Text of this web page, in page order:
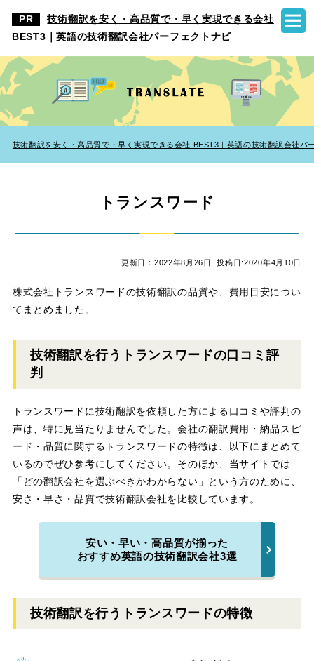
技術翻訳を安く・高品質で・早く実現できる会社
BEST3｜英語の技術翻訳会社パーフェクトナビ
技術翻訳を安く・高品質で・早く実現できる会社 BEST3｜英語の技術翻訳会社パ
トランスワード
更新日：2022年8月26日 投稿日:2020年4月10日
株式会社トランスワードの技術翻訳の品質や、費用目安につい
てまとめました。
技術翻訳を行うトランスワードの口コミ評
判
トランスワードに技術翻訳を依頼した方による口コミや評判の
声は、特に見当たりませんでした。会社の翻訳費用・納品スピ
ード・品質に関するトランスワードの特徴は、以下にまとめて
いるのでぜひ参考にしてください。そのほか、当サイトでは
「どの翻訳会社を選ぶべきかわからない」という方のために、
安さ・早さ・品質で技術翻訳会社を比較しています。
安い・早い・高品質が揃った
おすすめ英語の技術翻訳会社3選
技術翻訳を行うトランスワードの特徴